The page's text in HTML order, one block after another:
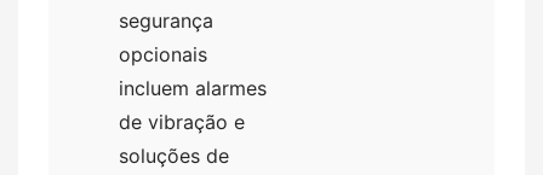
segurança
opcionais
incluem alarmes
de vibração e
soluções de